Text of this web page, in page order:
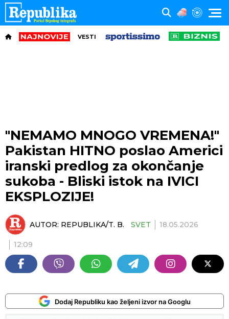
VESTI
"NEMAMO MNOGO VREMENA!"
Pakistan HITNO poslao Americi
iranski predlog za okončanje
sukoba - Bliski istok na IVICI
EKSPLOZIJE!
AUTOR: REPUBLIKA/T. B. SVET 18.05.2026
12:09
Dodaj Republiku kao željeni izvor na Googlu